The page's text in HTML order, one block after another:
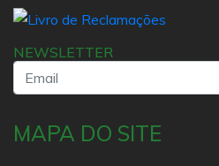
NEWSLETTER
MAPA DO SITE